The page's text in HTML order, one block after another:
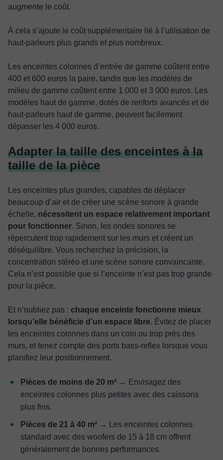
augmente le coût.
À cela s’ajoute le coût supplémentaire lié à l’utilisation de
haut-parleurs plus grands et plus nombreux.
Les enceintes colonnes d’entrée de gamme coûtent entre
400 et 600 euros la paire, tandis que les modèles de
milieu de gamme coûtent entre 1 000 et 3 000 euros. Les
modèles haut de gamme, dotés de renforts avancés et de
haut-parleurs haut de gamme, peuvent facilement
dépasser les 4 000 euros.
Adapter la taille des enceintes à la
taille de la pièce
Les enceintes plus grandes, capables de déplacer
beaucoup d’air et de créer une scène sonore à grande
échelle, nécessitent un espace relativement important
pour fonctionner. Sinon, les ondes sonores se
répercutent trop rapidement sur les murs et créent un
déséquilibre. Vous recherchez la précision, la
concentration stéréo et une scène sonore convaincante.
Cela n’est possible que si l’enceinte n’est pas trop grande
pour la pièce.
Et n’oubliez pas : chaque enceinte fonctionne mieux
lorsqu’elle bénéficie d’un espace libre. Évitez de placer
les enceintes colonnes dans un coin ou trop près des
murs, et tenez compte des ports bass-reflex lorsque vous
planifiez leur positionnement.
Pièces de moins de 20 m² → Envisagez des
enceintes colonnes plus petites avec des caissons
plus fins.
Pièces de 21 à 40 m² → Les enceintes colonnes
standard avec des woofers de 15 à 18 cm offrent
généralement de bonnes performances.